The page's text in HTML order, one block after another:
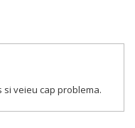
veieu cap problema.